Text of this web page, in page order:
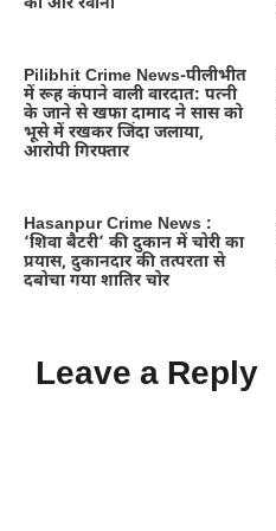
Pilibhit Crime News-पीलीभीत
में रूह कंपाने वाली वारदात: पत्नी
के जाने से खफा दामाद ने सास को
भूसे में रखकर जिंदा जलाया,
आरोपी गिरफ्तार
Hasanpur Crime News :
‘शिवा बैटरी’ की दुकान में चोरी का
प्रयास, दुकानदार की तत्परता से
दबोचा गया शातिर चोर
Leave a Reply